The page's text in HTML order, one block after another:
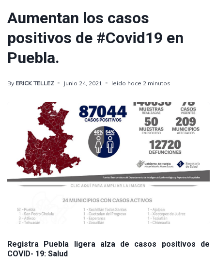
Aumentan los casos
positivos de #Covid19 en
Puebla.
By ERICK TELLEZ Junio 24, 2021 leido hace 2 minutos
Registra Puebla ligera alza de casos positivos de
COVID- 19: Salud